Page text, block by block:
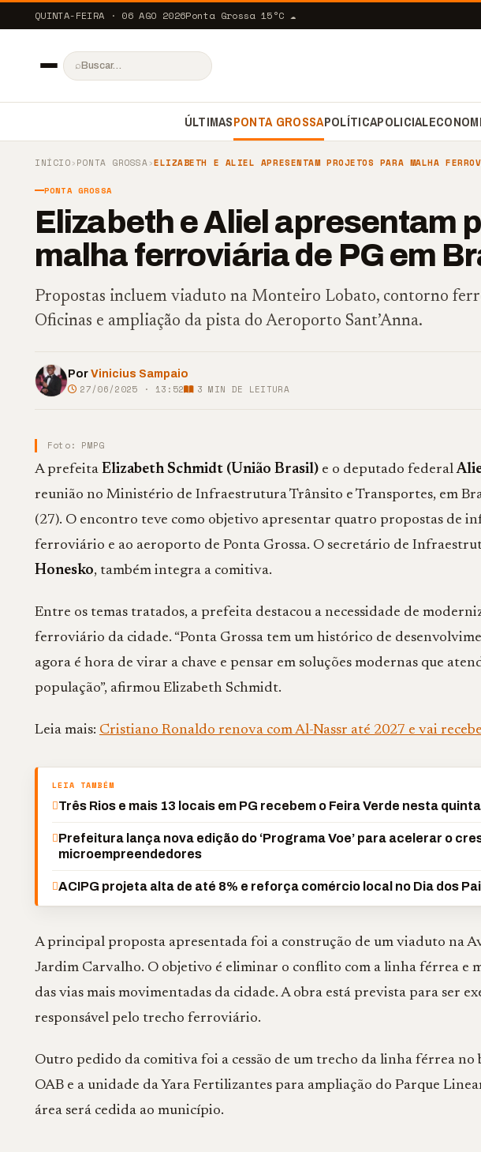
QUINTA-FEIRA · 06 AGO 2026Ponta Grossa15°C ☁️
⌕
ÚLTIMASPONTA GROSSAPOLÍTICAPOLICIAL
INÍCIO›PONTA GROSSA›ELIZABETH E ALIEL APRESENTAM PROJETOS PARA MALHA
PONTA GROSSA
Elizabeth e Aliel apresentam
malha ferroviária de PG em
Propostas incluem viaduto na Monteiro Lobato, contorno
Oficinas e ampliação da pista do Aeroporto Sant’Anna.
Por Vinicius Sampaio
27/06/2025 · 13:52 3 MIN DE LEITURA
Foto: PMPG
A prefeita Elizabeth Schmidt (União Brasil) e o deputado federal
reunião no Ministério de Infraestrutura Trânsito e Transportes, em
(27). O encontro teve como objetivo apresentar quatro propostas de
ferroviário e ao aeroporto de Ponta Grossa. O secretário de
Honesko, também integra a comitiva.
Entre os temas tratados, a prefeita destacou a necessidade de
ferroviário da cidade. “Ponta Grossa tem um histórico de
agora é hora de virar a chave e pensar em soluções modernas que
população”, afirmou Elizabeth Schmidt.
Leia mais: Cristiano Ronaldo renova com Al-Nassr até 2027 e vai
LEIA TAMBÉM
Três Rios e mais 13 locais em PG recebem o Feira Verde nesta
Prefeitura lança nova edição do ‘Programa Voe’ para acelerar o
microempreendedores
ACIPG projeta alta de até 8% e reforça comércio local no Dia dos
A principal proposta apresentada foi a construção de um viaduto na
Jardim Carvalho. O objetivo é eliminar o conflito com a linha férrea e
das vias mais movimentadas da cidade. A obra está prevista para ser
responsável pelo trecho ferroviário.
Outro pedido da comitiva foi a cessão de um trecho da linha férrea
OAB e a unidade da Yara Fertilizantes para ampliação do Parque
área será cedida ao município.